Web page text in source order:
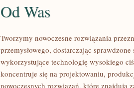
Od Was
Tworzymy nowoczesne rozwiązania
przemysłowego, dostarczając
wykorzystujące technologię wysokiego
koncentruje się na projektowaniu,
nowoczesnych rozwiązań, które znajdują